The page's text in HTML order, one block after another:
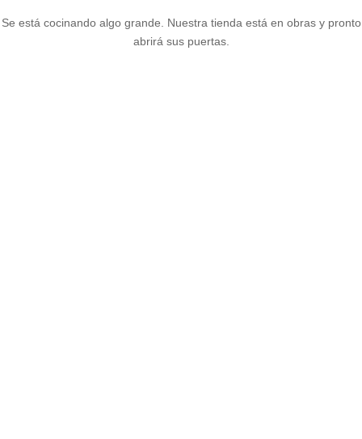
Se está cocinando algo grande. Nuestra tienda está en obras y pronto
abrirá sus puertas.